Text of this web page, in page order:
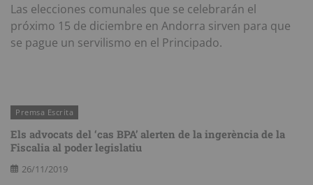
Las elecciones comunales que se celebrarán el
próximo 15 de diciembre en Andorra sirven para que
se pague un servilismo en el Principado.
Premsa Escrita
Els advocats del ‘cas BPA’ alerten de la ingerència de la
Fiscalia al poder legislatiu
26/11/2019